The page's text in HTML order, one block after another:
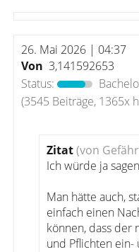
26. Mai 2026 | 04:37
Von 3,141592653
Status:
(3545 Beiträge, 1365x
Zitat(von
Ich würde ja
Man hätte auch,
einfach einen
können, dass der
und Pflichten